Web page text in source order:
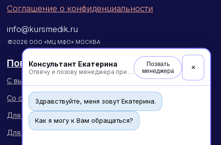
Консультант Екатерина
Отвечу и позову менеджера при необходимости
Позвать
менеджера
✕
Здравствуйте, меня зовут Екатерина.
Как я могу к Вам обращаться?